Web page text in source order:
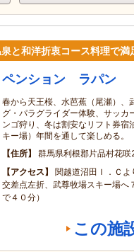
と和洋折衷コース料理で満
ペンション ラパン
春から天王桜、水芭蕉（尾瀬）、
グ・パラグライダー体験、サッカ
ンゴ狩り、冬は割安なリフト券宿
キー場）年間を通して楽しめる。
住所
群馬県利根郡片品村花
アクセス
関越道沼田Ｉ．Ｃ
交差点左折、武尊牧場スキー場へ
で４０分）
この施